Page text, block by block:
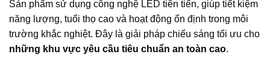
Sản phẩm sử dụng công nghệ LED tiên tiến, giúp tiết kiệm
năng lượng, tuổi thọ cao và hoạt động ổn định trong môi
trường khắc nghiệt. Đây là giải pháp chiếu sáng tối ưu cho
những khu vực yêu cầu tiêu chuẩn an toàn cao.